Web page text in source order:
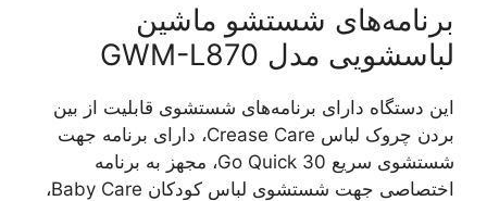
برنامه‌های شستشو ماشین
لباسشویی مدل GWM-L870
این دستگاه دارای برنامه‌های شستشوی قابلیت از بین
بردن چروک لباس Crease Care، دارای برنامه جهت
شستشوی سریع Go Quick 30، مجهز به برنامه
اختصاصی جهت شستشوی لباس کودکان Baby Care،